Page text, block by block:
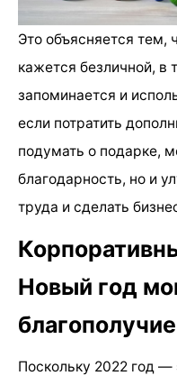
Это объясняется тем,
кажется безличной, в
запоминается и
если потратить
подумать о подарке,
благодарность, но и
труда и сделать
Новый год
Поскольку 2022 год —